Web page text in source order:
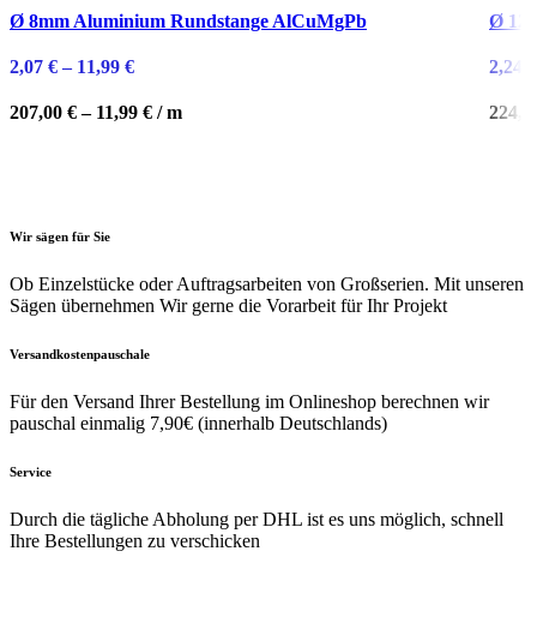
Produkt
mehrere
Varianten
auf
Produktseite
gewählt
Ø 8mm Aluminium Rundstange AlCuMgPb
2,07 €– 11,99 €
207,00 €– 11,99 € /m
Ø
2,24
Wir sägen für Sie
Ob Einzelstücke oder Auftragsarbeiten von Großserien. Mit unseren
Sägen übernehmen Wir gerne die Vorarbeit für Ihr Projekt
Versandkostenpauschale
Für den Versand Ihrer Bestellung im Onlineshop berechnen wir
pauschal einmalig 7,90€ (innerhalb Deutschlands)
Service
Durch die tägliche Abholung per DHL ist es uns möglich, schnell
Ihre Bestellungen zu verschicken